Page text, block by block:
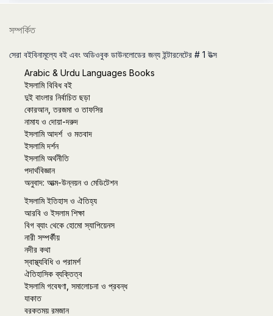
সম্পর্কিত
সেরা বইবিনামূল্যে বই এবং অডিওবুক ডাউনলোডের জন্য ইন্টারনেটের # 1 উত্স
Arabic & Urdu Languages Books
ইসলামি বিবিধ বই
দুই বাংলার নির্বাচিত ছড়া
কোরআন, তরজমা ও তাফসির
নামায ও দোয়া-দরুদ
ইসলামি আদর্শ ও মতবাদ
ইসলামি দর্শন
ইসলামি অর্থনীতি
পদার্থবিজ্ঞান
অনুবাদ: আত্ম-উন্নয়ন ও মেডিটেশন
ইসলামি ইতিহাস ও ঐতিহ্য
আরবি ও ইসলাম শিক্ষা
বিগ ব্যাং থেকে হোমো স্যাপিয়েনস
নারী সম্পর্কীয়
নদীর কথা
স্বাস্থ্যবিধি ও পরামর্শ
ঐতিহাসিক ব্যক্তিত্ব
ইসলামি গবেষণা, সমালোচনা ও প্রবন্ধ
যাকাত
বরকতময় রমজান